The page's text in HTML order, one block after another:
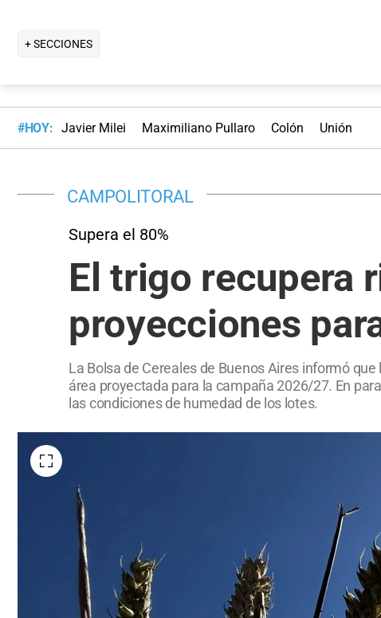
+ SECCIONES
#HOY: Javier Milei Maximiliano Pullaro Colón Unión
CAMPOLITORAL
Supera el 80%
El trigo recupera
proyecciones
La Bolsa de Cereales de Buenos Aires informó
área proyectada para la campaña 2026/27. En
las condiciones de humedad de los lotes.